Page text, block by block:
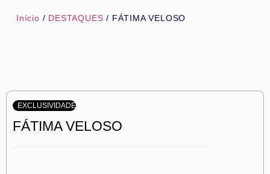
Início / DESTAQUES / FÁTIMA VELOSO
EXCLUSIVIDADE
FÁTIMA VELOSO